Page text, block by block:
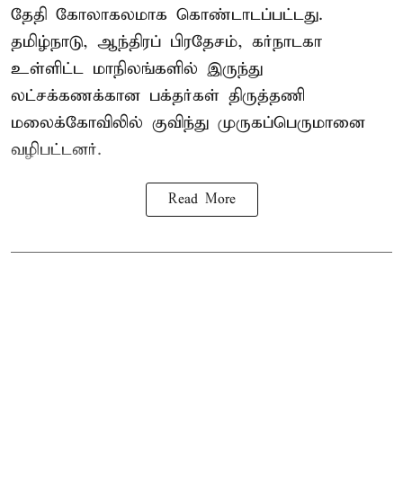
தேதி கோலாகலமாக கொண்டாடப்பட்டது.
தமிழ்நாடு, ஆந்திரப் பிரதேசம், கர்நாடகா
உள்ளிட்ட மாநிலங்களில் இருந்து
லட்சக்கணக்கான பக்தர்கள் திருத்தணி
மலைக்கோவிலில் குவிந்து முருகப்பெருமானை
வழிபட்டனர்.
Read More